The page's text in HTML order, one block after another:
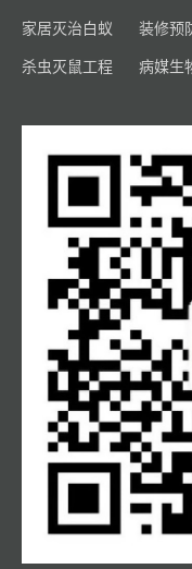
家居灭治白蚁 装修预
杀虫灭鼠工程 病媒生